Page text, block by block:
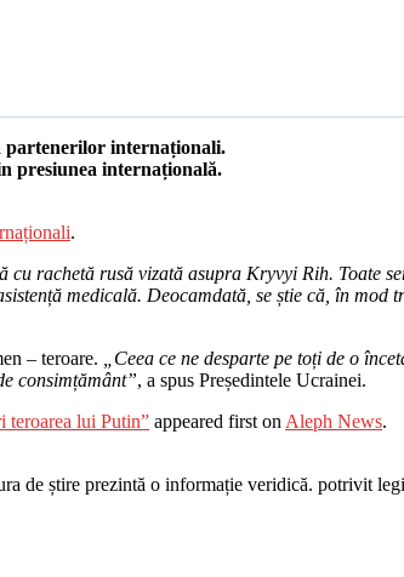
partenerilor internaționali.
presiunea internațională.
.
cu rachetă rusă vizată asupra Kryvyi Rih. Toate
medicală. Deocamdată, se știe că, în mod
– teroare.
„Ceea ce ne desparte pe toți de o
consimțământ”, a spus Președintele Ucrainei.
teroarea lui Putin” appeared first on Aleph News.
de știre prezintă o informație veridică. potrivit